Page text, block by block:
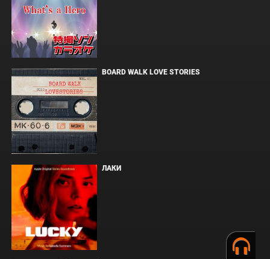
BOARD WALK LOVE STORIES
ЛАКИ